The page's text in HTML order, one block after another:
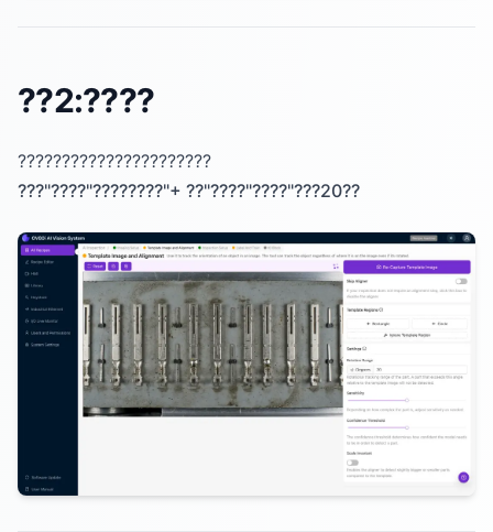
??2:????
??????????????????????
???"????"????????"+ ??"????"????"???20??